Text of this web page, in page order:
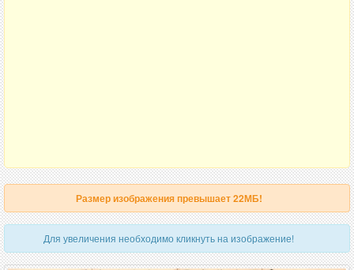
Размер изображения превышает 22МБ!
Для увеличения необходимо кликнуть на изображение!